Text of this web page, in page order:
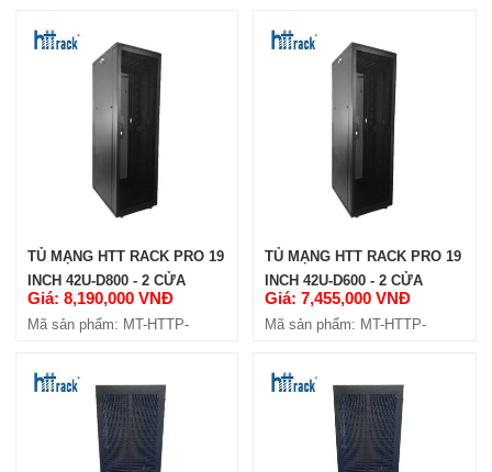
TỦ MẠNG HTT RACK PRO 19
INCH 42U-D800 - 2 CỬA
HÔNG
Giá: 8,190,000 VNĐ
Mã sản phẩm: MT-HTTP-
TỦ MẠNG HTT RACK PRO 19
INCH 42U-D600 - 2 CỬA
HÔNG
Giá: 7,455,000 VNĐ
Mã sản phẩm: MT-HTTP-